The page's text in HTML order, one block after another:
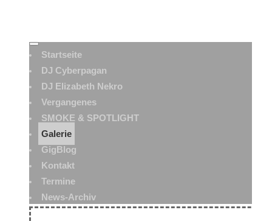
Startseite
DJ Cyberpagan
DJ Elizabeth Nekro
Vergangenes
SMOKE & SPOTLIGHT
Galerie
GigBlog
Kontakt
Termine
News-Archiv